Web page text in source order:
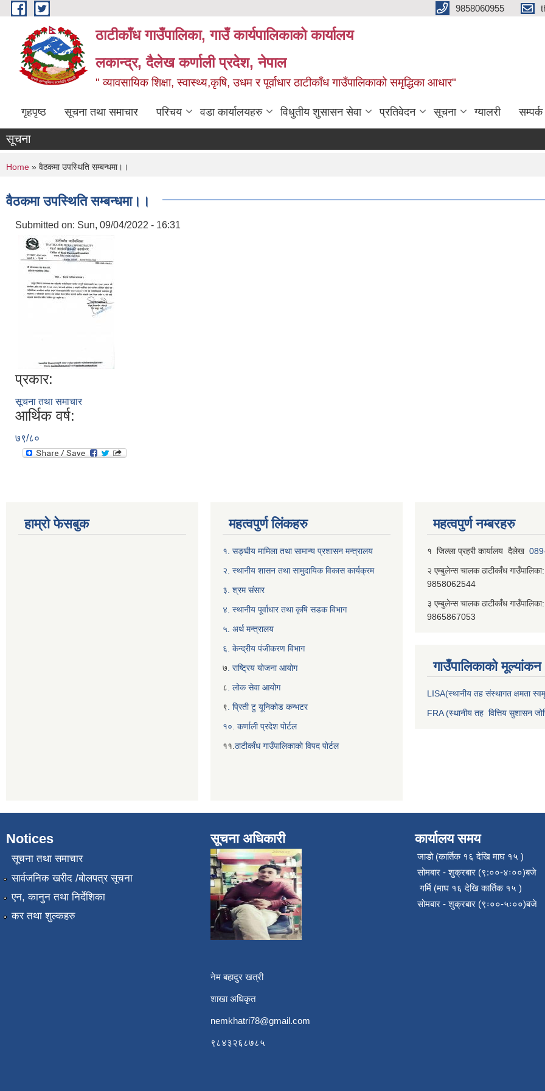
Skip to main content 9858060955
ठाटीकाँध गाउँपालिका, गाउँ कार्यपालिकाको कार्यालय
लकान्द्र, दैलेख कर्णाली प्रदेश, नेपाल
" व्यावसायिक शिक्षा, स्वास्थ्य,कृषि, उधम र पूर्वाधार ठाटीकाँध गाउँपालिकाको समृद्धिका आधार"
गृहपृष्ठ सूचना तथा समाचार परिचय वडा कार्यालयहरु विधुतीय शुसासन सेवा प्रतिवेदन सूचना ग्यालरी सम्पर्क
सूचना
You are here
Home » वैठकमा उपस्थिति सम्बन्धमा।।
वैठकमा उपस्थिति सम्बन्धमा।।
Submitted on: Sun, 09/04/2022 - 16:31
प्रकार:
सूचना तथा समाचार
आर्थिक वर्ष:
७९/८०
हाम्रो फेसबुक महत्वपुर्ण लिंकहरु
१. सङ्घीय मामिला तथा सामान्य प्रशासन मन्त्रालय
२. स्थानीय शासन तथा सामुदायिक विकास कार्यक्रम
३. श्रम संसार
४. स्थानीय पूर्वाधार तथा कृषि सडक विभाग
५. अर्थ मन्त्रालय
६. केन्द्रीय पंजीकरण विभाग
७ . राष्ट्रिय योजना आयोग
८ . लोक सेवा आयोग
९ . प्रिती टु यूनिकोड कन्भटर
१०. कर्णाली प्रदेश पोर्टल
११. ठाटीकाँध गाउँपालिकाकाे विपद पाेर्टल
महत्वपुर्ण नम्बरहरु
१ जिल्‍ला प्रहरी कार्यालय दैलेख
२ एम्बुलेन्स चालक ठाटीकाँध गाउँपालिका:
9858062544
३ एम्बुलेन्स चालक ठाटीकाँध गाउँपालिका:
9865867053
गाउँपालिकाकाे मूल्यांकन
LISA(स्थानीय तह संस्थागत क्षमता
FRA (स्थानीय तह वित्तिय सुशासन
Notices
सूचना तथा समाचार
सार्वजनिक खरीद /बोलपत्र सूचना
एन, कानुन तथा निर्देशिका
कर तथा शुल्कहरु
सूचना अधिकारी
नेम बहादुर खत्री
शाखा अधिकृत
nemkhatri78@gmail.com
९८४३२६८७८५
कार्यालय समय
जाडो (कार्तिक १६ देखि माघ १५ )
सोमबार - शुक्रबार (९:००-४ः००)बजे
गर्मि (माघ १६ देखि कार्तिक १५ )
सोमबार - शुक्रबार (९ः००-५ः००)बजे